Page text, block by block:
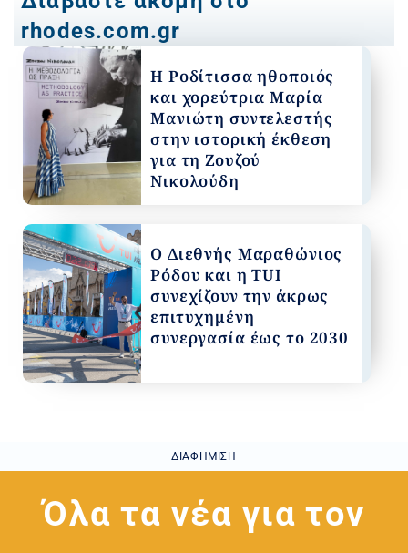
rhodes.com.gr
Η Ροδίτισσα ηθοποιός
και χορεύτρια Μαρία
Μανιώτη συντελεστής
στην ιστορική έκθεση
για τη Ζουζού
Νικολούδη
Ο Διεθνής Μαραθώνιος
Ρόδου και η TUI
συνεχίζουν την άκρως
επιτυχημένη
συνεργασία έως το 2030
ΔΙΑΦΉΜΙΣΗ
Όλα τα νέα για τον